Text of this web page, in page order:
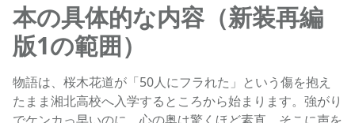
本の具体的な内容（新装再編
版1の範囲）
物語は、桜木花道が「50人にフラれた」という傷を抱え
たまま湘北高校へ入学するところから始まります。強がり